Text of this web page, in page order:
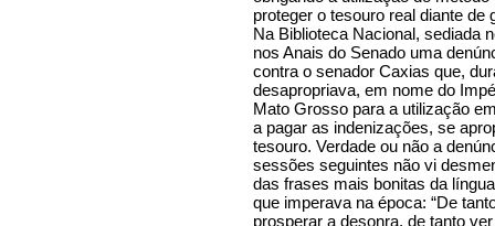
proteger o tesouro real diante
Na Biblioteca Nacional, sediada
nos Anais do Senado uma
contra o senador Caxias que,
desapropriava, em nome do
Mato Grosso para a utilização
a pagar as indenizações, se
tesouro. Verdade ou não a
sessões seguintes não vi
das frases mais bonitas da
que imperava na época: “De
prosperar a desonra, de tanto